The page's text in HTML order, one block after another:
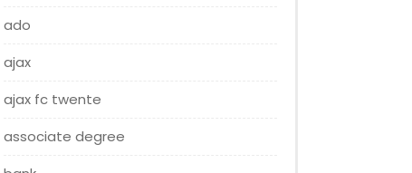
ado
ajax
ajax fc twente
associate degree